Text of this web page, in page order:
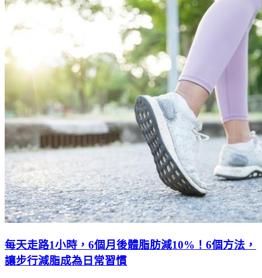
每天走路1小時，6個月後體脂肪減10%！6個方法，
讓步行減脂成為日常習慣